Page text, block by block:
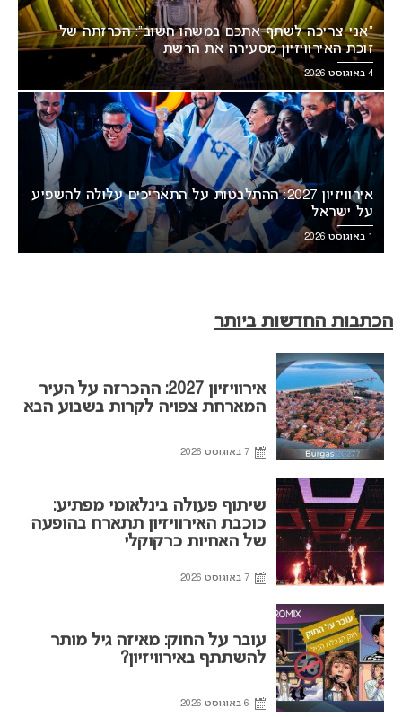
“אני צריכה לשתף אתכם במשהו חשוב”: הכרזתה של
זוכת האירוויזיון מסעירה את הרשת
4 באוגוסט 2026
אירוויזיון 2027: ההתלבטות על התאריכים עלולה להשפיע
על ישראל
1 באוגוסט 2026
הכתבות החדשות ביותר
אירוויזיון 2027: ההכרזה על העיר
המארחת צפויה לקרות בשבוע הבא
7 באוגוסט 2026
שיתוף פעולה בינלאומי מפתיע:
כוכבת האירוויזיון תתארח בהופעה
של האחיות כרקוקלי
7 באוגוסט 2026
עובר על החוק: מאיזה גיל מותר
להשתתף באירוויזיון?
6 באוגוסט 2026